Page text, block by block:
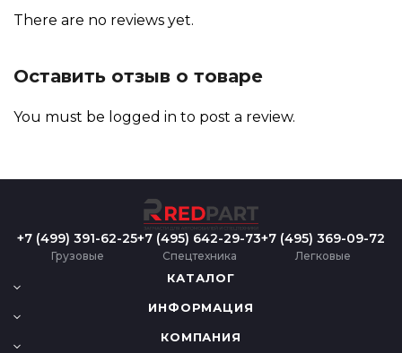
There are no reviews yet.
Оставить отзыв о товаре
You must be logged in to post a review.
+7 (499) 391-62-25
Грузовые
+7 (495) 642-29-73
Спецтехника
+7 (495) 369-09-72
Легковые
КАТАЛОГ
ИНФОРМАЦИЯ
КОМПАНИЯ